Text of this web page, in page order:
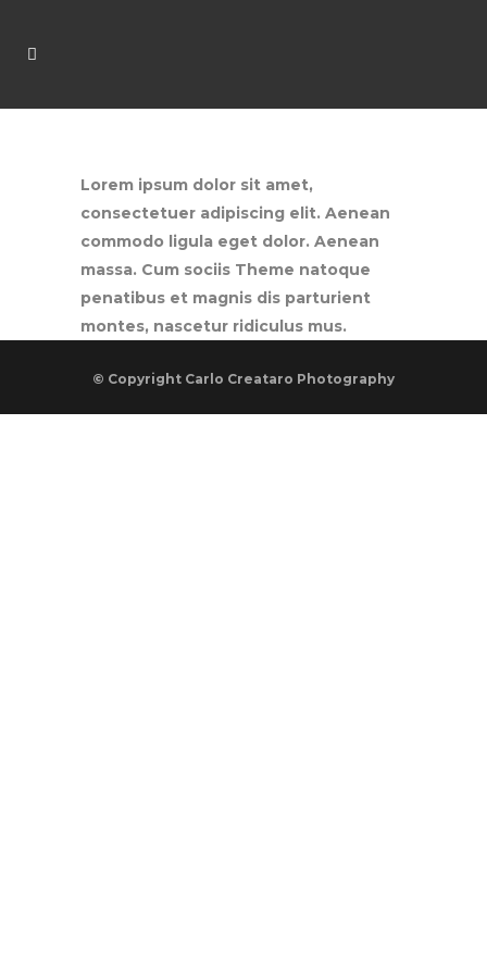
Lorem ipsum dolor sit amet,
consectetuer adipiscing elit. Aenean
commodo ligula eget dolor. Aenean
massa. Cum sociis Theme natoque
penatibus et magnis dis parturient
montes, nascetur ridiculus mus.
© Copyright Carlo Creataro Photography